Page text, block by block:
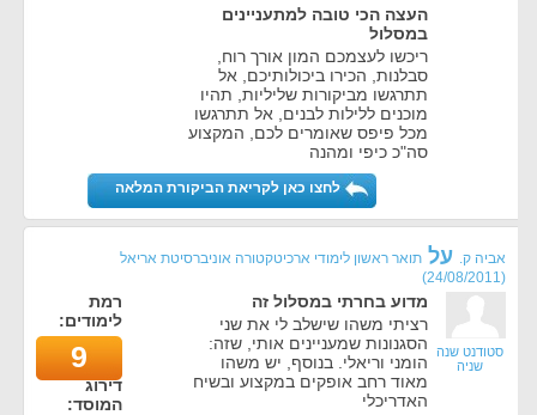
העצה הכי טובה למתעניינים
במסלול
ריכשו לעצמכם המון אורך רוח,
סבלנות, הכירו ביכולותיכם, אל
תתרגשו מביקורות שליליות, תהיו
מוכנים ללילות לבנים, אל תתרגשו
מכל פיפס שאומרים לכם, המקצוע
סה"כ כיפי ומהנה
לחצו כאן לקריאת הביקורת המלאה
אביה ק. על תואר ראשון לימודי ארכיטקטורה אוניברסיטת אריאל
(
24/08/2011
)
סטודנט שנה
שניה
מדוע בחרתי במסלול זה
רציתי משהו שישלב לי את שני
הסגנונות שמעניינים אותי, שזה:
הומני וריאלי. בנוסף, יש משהו
מאוד רחב אופקים במקצוע ובשיח
האדריכלי
רמת
לימודים:
9
דירוג
המוסד: